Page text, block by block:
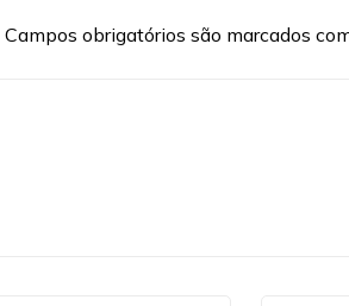
Campos obrigatórios são marcados